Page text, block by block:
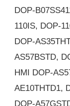
DOP-
110IS, DOP-
DOP-
AS57BSTD,
HMI DOP-
AE10THTD1,
DOP-